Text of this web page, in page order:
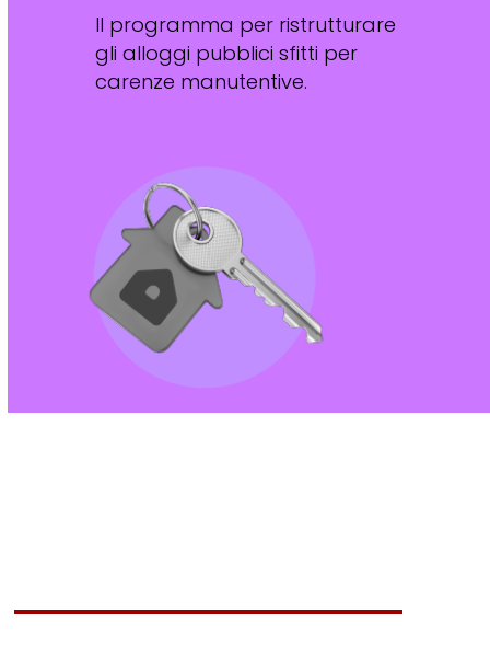
Il programma per ristrutturare
gli alloggi pubblici sfitti per
carenze manutentive.